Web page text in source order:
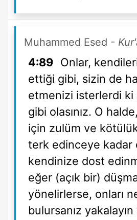
Muhammed Esed -
4:89 Onlar,
ettiği gibi, sizin de
etmenizi isterlerdi ki
gibi olasınız. O
için zulüm ve kötülük
terk edinceye kadar
kendinize dost
eğer (açık bir)
yönelirlerse, onları
bulursanız